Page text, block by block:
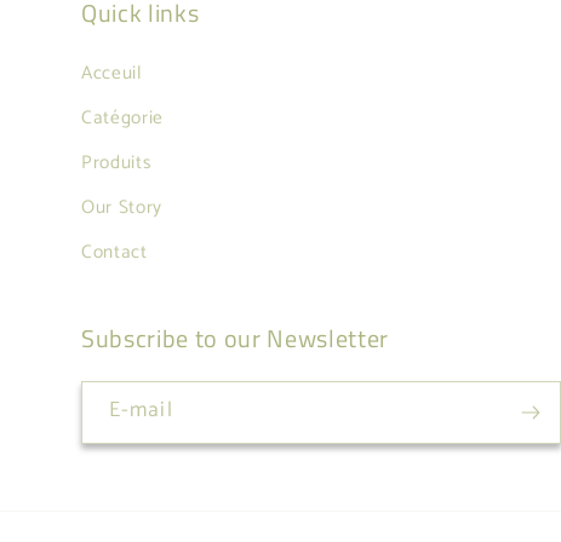
Quick links
Acceuil
Catégorie
Produits
Our Story
Contact
Subscribe to our Newsletter
E-mail